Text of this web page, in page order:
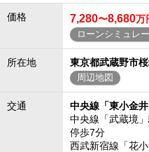
価格 7,280〜8,680万
ローンシミュレ
所在地 東京都武蔵野市
周辺地図
交通
中央線「東小金
中央線「武蔵境
停歩7分
西武新宿線「花